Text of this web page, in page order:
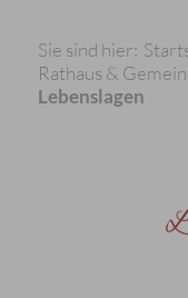
Sie sind hier:
Rathaus &
Lebenslagen